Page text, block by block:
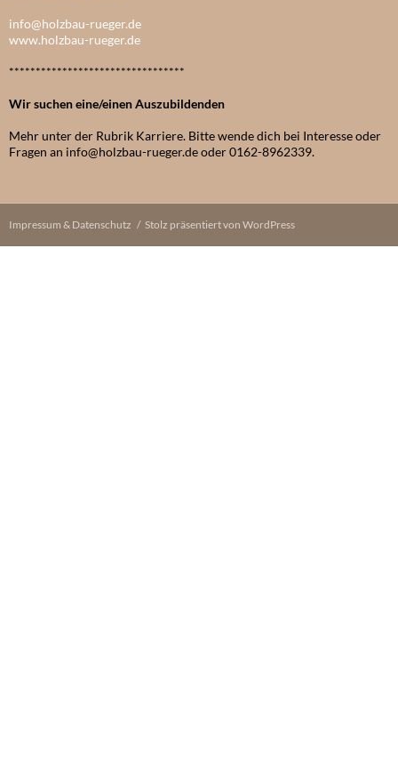
info@holzbau-rueger.de
www.holzbau-rueger.de
*********************************
Wir suchen eine/einen Auszubildenden
Mehr unter der Rubrik Karriere. Bitte wende dich bei Interesse oder
Fragen an info@holzbau-rueger.de oder 0162-8962339.
Impressum & Datenschutz Stolz präsentiert von WordPress